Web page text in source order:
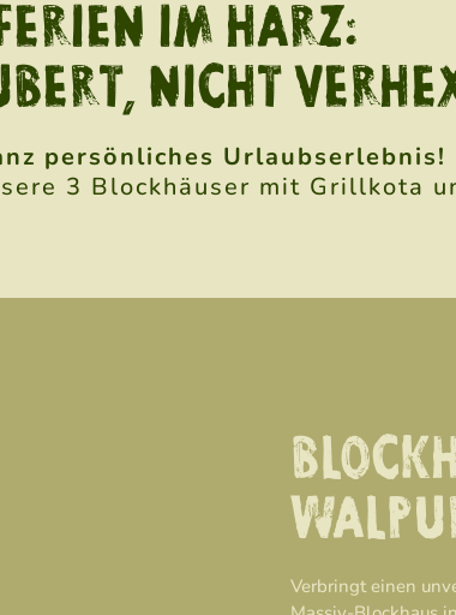
IM HARZ:
NICHT
persönliches Urlaubserlebnis!
3 Blockhäuser mit Grillkota
Verbringt einen